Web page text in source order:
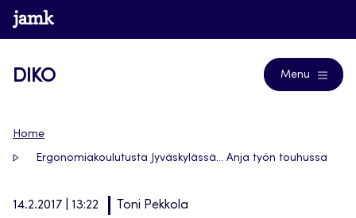
Siirry
suoraan
www.jamk.fi
DIKO Menu
Home
Ergonomiakoulutusta Jyväskylässä… Anja työn touhussa
14.2.2017 | 13:22 Toni Pekkola